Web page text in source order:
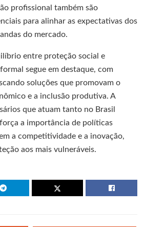
profissional também são
para alinhar as expectativas dos
do mercado.
entre proteção social e
segue em destaque, com
soluções que promovam o
e a inclusão produtiva. A
que atuam tanto no Brasil
a importância de políticas
a competitividade e a inovação,
aos mais vulneráveis.